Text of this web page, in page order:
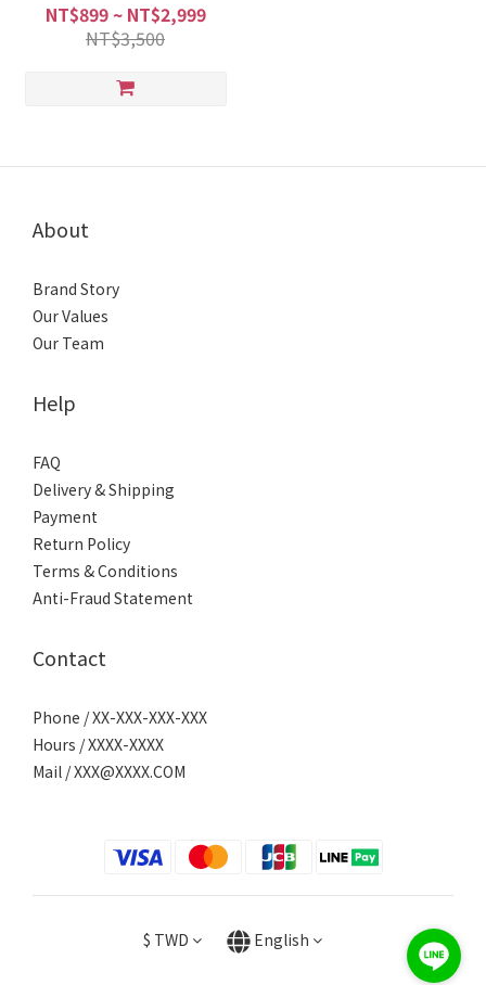
NT$899 ~ NT$2,999
NT$3,500
About
Brand Story
Our Values
Our Team
Help
FAQ
Delivery & Shipping
Payment
Return Policy
Terms & Conditions
Anti-Fraud Statement
Contact
Phone / XX-XXX-XXX-XXX
Hours / XXXX-XXXX
Mail / XXX@XXXX.COM
$ TWD English